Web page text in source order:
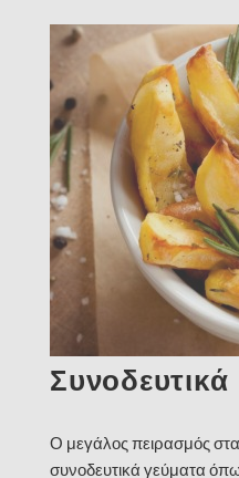
Συνοδευτικά
Ο μεγάλος πειρασμός στα
συνοδευτικά γεύματα